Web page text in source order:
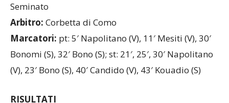
Re, Busatto, Munari, Benedetti, Kouadio.
Seminato
Arbitro:Corbetta di Como
Marcatori:pt: 5′ Napolitano (V), 11′ Mesiti (V), 30′
Bonomi (S), 32′ Bono (S); st: 21′, 25′, 30′ Napolitano